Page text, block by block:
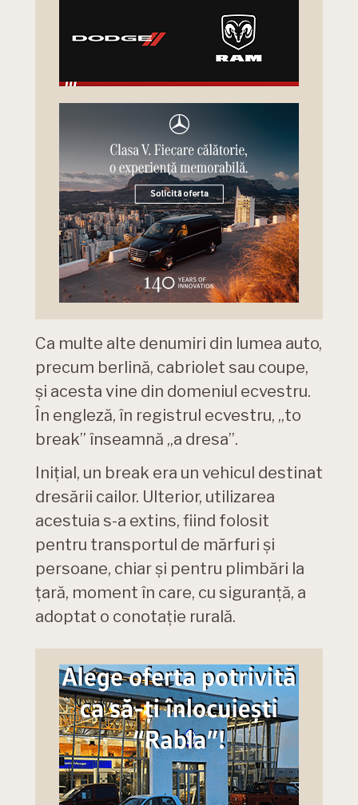
Ca multe alte denumiri din lumea auto,
precum berlină, cabriolet sau coupe,
și acesta vine din domeniul ecvestru.
În engleză, în registrul ecvestru, „to
break” înseamnă „a dresa”.
Inițial, un break era un vehicul destinat
dresării cailor. Ulterior, utilizarea
acestuia s-a extins, fiind folosit
pentru transportul de mărfuri și
persoane, chiar și pentru plimbări la
țară, moment în care, cu siguranță, a
adoptat o conotație rurală.